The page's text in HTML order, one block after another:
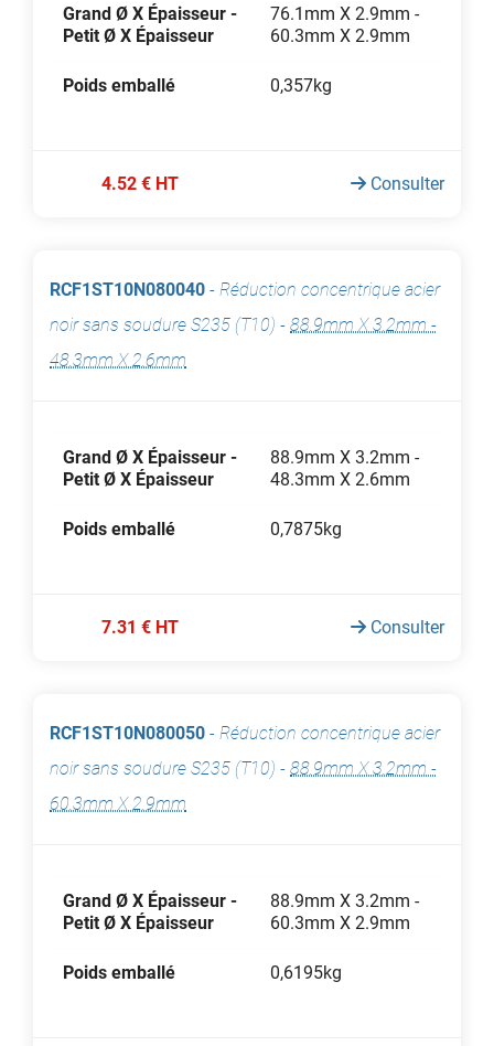
Grand Ø X Épaisseur -
Petit Ø X Épaisseur
76.1mm X 2.9mm -
60.3mm X 2.9mm
Poids emballé 0,357kg
4.52 € HT Consulter
RCF1ST10N080040 - Réduction concentrique acier
noir sans soudure S235 (T10) - 88.9mm X 3.2mm -
48.3mm X 2.6mm
Grand Ø X Épaisseur -
Petit Ø X Épaisseur
88.9mm X 3.2mm -
48.3mm X 2.6mm
Poids emballé 0,7875kg
7.31 € HT Consulter
RCF1ST10N080050 - Réduction concentrique acier
noir sans soudure S235 (T10) - 88.9mm X 3.2mm -
60.3mm X 2.9mm
Grand Ø X Épaisseur -
Petit Ø X Épaisseur
88.9mm X 3.2mm -
60.3mm X 2.9mm
Poids emballé 0,6195kg